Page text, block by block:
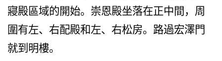
寢殿區域的開始。崇恩殿坐落在正中間，周
圍有左、右配殿和左、右松房。路過宏澤門
就到明樓。